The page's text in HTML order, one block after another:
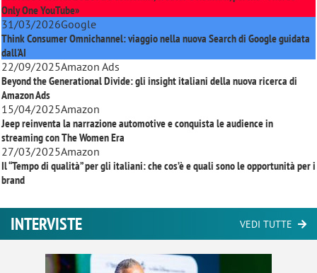
Only One YouTube»
31/03/2026Google
Think Consumer Omnichannel: viaggio nella nuova Search di Google guidata
dall'AI
22/09/2025Amazon Ads
Beyond the Generational Divide: gli insight italiani della nuova ricerca di
Amazon Ads
15/04/2025Amazon
Jeep reinventa la narrazione automotive e conquista le audience in
streaming conThe Women Era
27/03/2025Amazon
Il “Tempo di qualità” per gli italiani: che cos’è e quali sono le opportunità per i
brand
INTERVISTE VEDI TUTTE